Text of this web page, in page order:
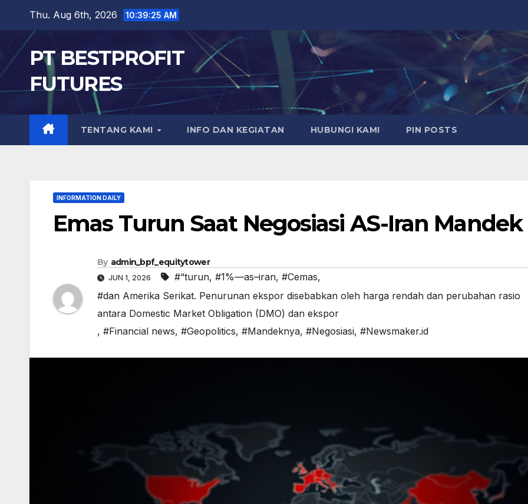
content
Thu. Aug 6th, 2026 10:39:26 AM
PT BESTPROFIT
FUTURES
TENTANG KAMI INFO DAN KEGIATAN HUBUNGI KAMI PIN POSTS
INFORMATION DAILY
Emas Turun Saat Negosiasi AS-Iran Mandek
By admin_bpf_equitytower
JUN 1, 2026 #“turun, #1%—as–iran, #Cemas,
#dan Amerika Serikat. Penurunan ekspor disebabkan oleh harga rendah dan perubahan rasio
antara Domestic Market Obligation (DMO) dan ekspor
, #Financial news, #Geopolitics, #Mandeknya, #Negosiasi, #Newsmaker.id